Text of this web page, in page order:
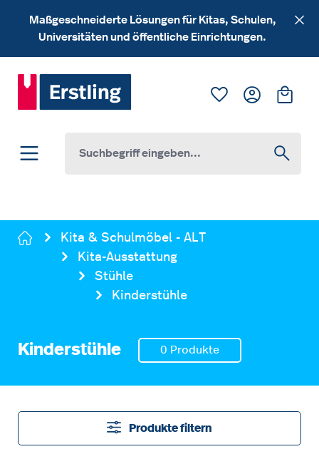
Zum Hauptinhalt springen
Maßgeschneiderte Lösungen für Kitas, Schulen,
Universitäten und öffentliche Einrichtungen.
Du hast 0
Kita & Schulmöbel - ALT
Kita-Ausstattung
Stühle
Kinderstühle
Kinderstühle 0 Produkte
Produkte filtern